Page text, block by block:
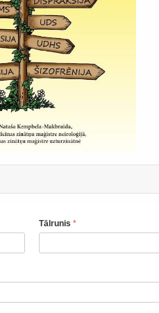
Tālrunis *